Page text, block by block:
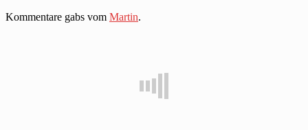
Kommentare gabs vom Martin.